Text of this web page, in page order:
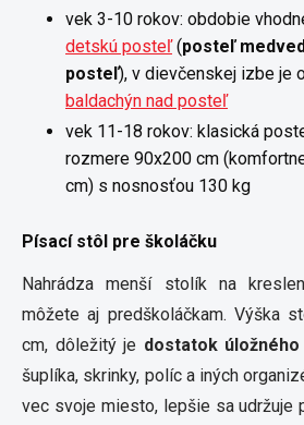
vek 3-10 rokov: obdobie
detskú posteľ(posteľ
posteľ), v dievčenskej izbe je
baldachýn nad posteľ
vek 11-18 rokov: klasická
rozmere 90x200 cm
cm) s nosnosťou 130 kg
Písací stôl pre školáčku
Nahrádza menší stolík na
môžete aj predškoláčkam. Výška
cm, dôležitý je dostatok
šuplíka, skrinky, políc a iných
vec svoje miesto, lepšie sa udržuje